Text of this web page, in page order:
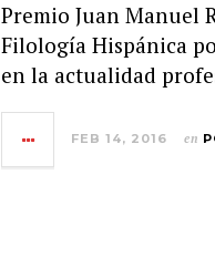
Premio Juan Manuel
Filología Hispánica
en la actualidad
FEB 14, 2016 en